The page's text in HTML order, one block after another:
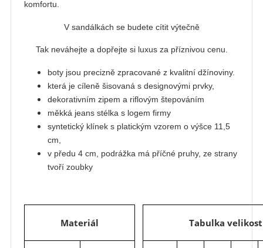
komfortu.
V sandálkách se budete cítit výtečně
Tak neváhejte a dopřejte si luxus za příznivou cenu.
boty jsou precizně zpracované z kvalitní džínoviny.
která je cíleně šisovaná s designovými prvky,
dekorativním zipem a riflovým štepováním
měkká jeans stélka s logem firmy
syntetický klínek s platickým vzorem o výšce 11,5
cm,
v předu 4 cm, podrážka má příčné pruhy, ze strany
tvoří zoubky
Materiál Tabulka